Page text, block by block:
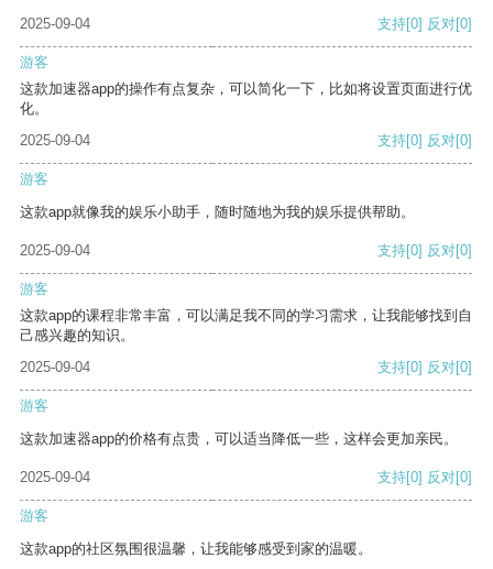
2025-09-04
支持[0] 反对[0]
游客
这款加速器app的操作有点复杂，可以简化一下，比如将设置页面进行优
化。
2025-09-04
支持[0] 反对[0]
游客
这款app就像我的娱乐小助手，随时随地为我的娱乐提供帮助。
2025-09-04 支持[0] 反对[0]
游客
这款app的课程非常丰富，可以满足我不同的学习需求，让我能够找到自
己感兴趣的知识。
2025-09-04
支持[0] 反对[0]
游客
这款加速器app的价格有点贵，可以适当降低一些，这样会更加亲民。
2025-09-04 支持[0] 反对[0]
游客
这款app的社区氛围很温馨，让我能够感受到家的温暖。